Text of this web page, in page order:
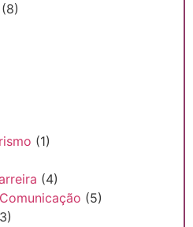
(8)
(1)
(4)
(5)